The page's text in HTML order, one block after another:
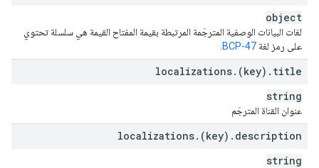
object
لغات البيانات الوصفية المترجَمة المرتبطة بقيمة المفتاح القيمة هي سلسلة تحتوي
على رمز لغة BCP-47
localizations. (key) . title
string
عنوان القناة المترجَم
localizations. (key) . description
string